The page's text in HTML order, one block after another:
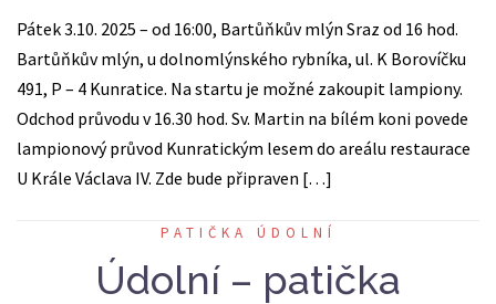
Pátek 3.10. 2025 – od 16:00, Bartůňkův mlýn Sraz od 16 hod.
Bartůňkův mlýn, u dolnomlýnského rybníka, ul. K Borovíčku
491, P – 4 Kunratice. Na startu je možné zakoupit lampiony.
Odchod průvodu v 16.30 hod. Sv. Martin na bílém koni povede
lampionový průvod Kunratickým lesem do areálu restaurace
U Krále Václava IV. Zde bude připraven […]
PATIČKA ÚDOLNÍ
Údolní – patička